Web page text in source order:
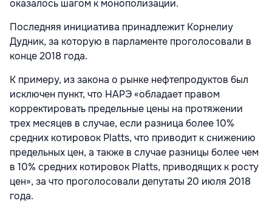
оказалось шагом к монополизации.
Последняя инициатива принадлежит Корнелиу
Дудник, за которую в парламенте проголосовали в
конце 2018 года.
К примеру, из закона о рынке нефтепродуктов был
исключен пункт, что НАРЭ «обладает правом
корректировать предельные цены на протяжении
трех месяцев в случае, если разница более 10%
средних котировок Platts, что приводит к снижению
предельных цен, а также в случае разницы более чем
в 10% средних котировок Platts, приводящих к росту
цен», за что проголосовали депутаты 20 июля 2018
года.